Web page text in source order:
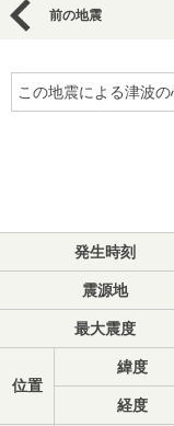
前の地震
この地震による津波の
発生時刻
震源地
最大震度
位置
緯度
経度